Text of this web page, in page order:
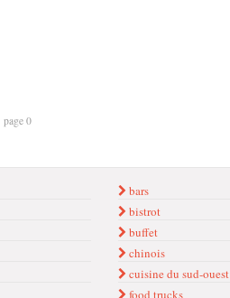
page 0
bars
bistrot
buffet
chinois
cuisine du sud-ouest
food trucks